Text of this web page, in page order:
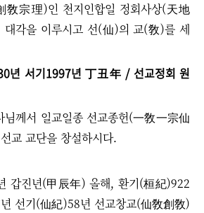
敎宗理)인 천지인합일 정회사상(天地
각을 이루시고 선(仙)의 교(敎)를 세
년 서기1997년 丁丑年 / 선교정회 원
님께서 일교일종 선교종헌(一敎一宗仙
교 교단을 창설하시다.
갑진년(甲辰年) 올해, 환기(桓紀)922
선기(仙紀)58년 선교창교(仙敎創敎)